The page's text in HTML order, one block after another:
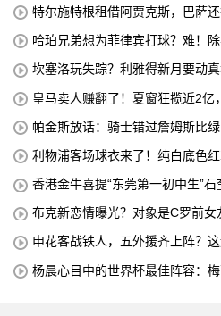
特尔施特根租借阿贾克斯，巴萨还
哈珀兄弟想为菲律宾打球？难！
坎塞洛玩失踪？利雅得新月要动
皇马卖人赚翻了！夏窗狂揽近2亿
帕金斯放话：骑士错过詹姆斯比
利物浦客场球衣来了！纯白底色
香港金牛喜提“东莞第一初中生”
布克新恋情曝光？对象是C罗前
申花客战铁人，五外援齐上阵？
杨晨心目中的世界杯最佳阵容：